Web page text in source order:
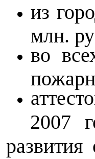
из
млн.
во
2007
развития